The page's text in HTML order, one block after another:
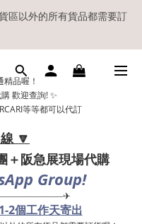
區以外的所有貨品都需要訂
區以外的所有貨品都需要訂
在『已登入狀態下』購物。
，亦不設補發，敬請諒解。
郵遞寄出後，本店只會以電
意電郵信箱。
區以外的所有貨品都需要訂
品喔！
歡迎查詢! ✨
等等都可以代訂
🔽
＋阪急展現場代購
Group!
2個工作天寄出